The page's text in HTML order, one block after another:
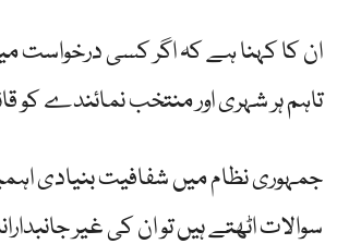
ان کا کہنا ہے کہ اگر کسی درخواست
تاہم ہر شہری اور منتخب نمائندے
جمہوری نظام میں شفافیت بنیادی
سوالات اٹھتے ہیں تو ان کی غیر